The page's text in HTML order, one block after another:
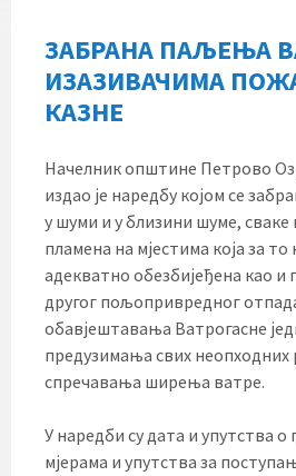
ЗАБРАНА ПАЉЕЊА
ИЗАЗИВАЧИМА
КАЗНЕ
Начелник општине Петрово
издао је наредбу којом се
у шуми и у близини шуме,
пламена на мјестима која за
адекватно обезбијеђена као
другог пољопривредног
обавјештавања Ватрогасне
предузимања свих
спречавања ширења ватре.
У наредби су дата и упутства
мјерама и упутства за